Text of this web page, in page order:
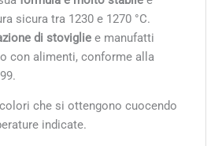
sicura tra 1230 e 1270 °C.
di stovigliee manufatti
con alimenti, conforme alla
che si ottengono cuocendo
indicate.